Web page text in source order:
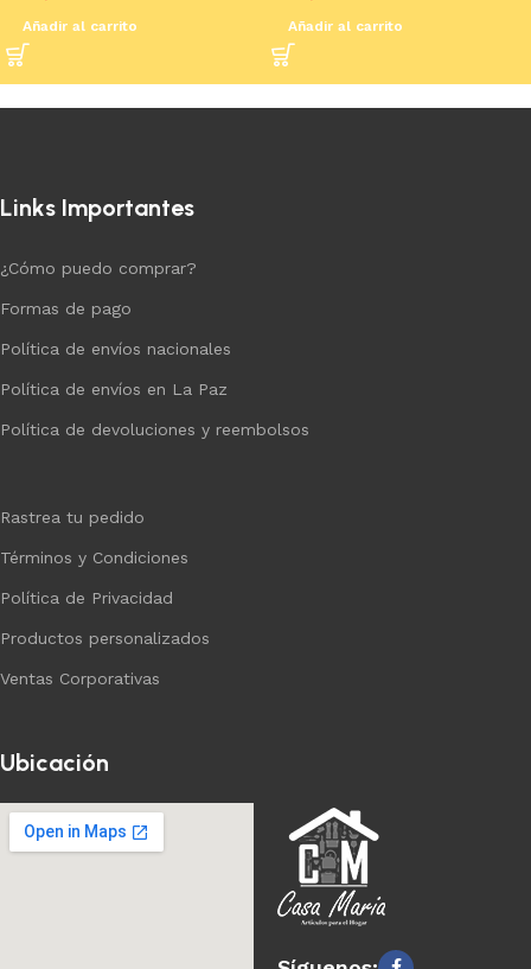
Añadir al carrito Añadir al carrito
Links Importantes
¿Cómo puedo comprar?
Formas de pago
Política de envíos nacionales
Política de envíos en La Paz
Política de devoluciones y reembolsos
Rastrea tu pedido
Términos y Condiciones
Política de Privacidad
Productos personalizados
Ventas Corporativas
Ubicación